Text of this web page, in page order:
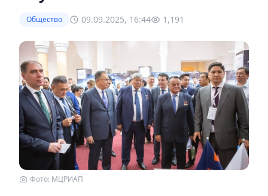
Общество 09.09.2025, 16:44 1,191
Фото: МЦРИАП